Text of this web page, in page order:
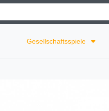
Gesellschaftsspiele